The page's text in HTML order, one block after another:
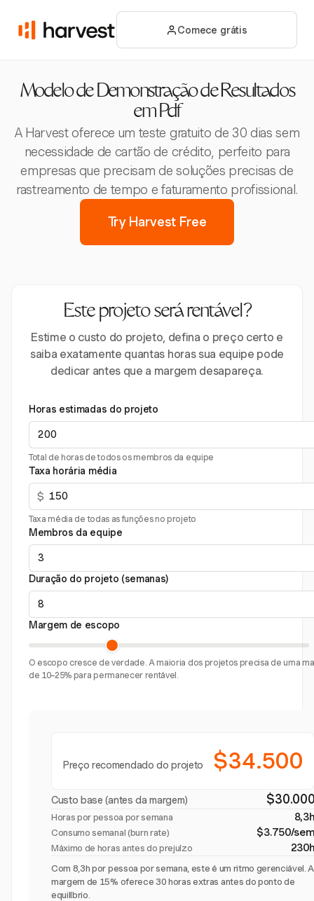
Comece grátis
Modelo de Demonstração de Resultados
em Pdf
A Harvest oferece um teste gratuito de 30 dias sem
necessidade de cartão de crédito, perfeito para
empresas que precisam de soluções precisas de
rastreamento de tempo e faturamento profissional.
Try Harvest Free
Este projeto será rentável?
Estime o custo do projeto, defina o preço certo e
saiba exatamente quantas horas sua equipe pode
dedicar antes que a margem desapareça.
Horas estimadas do projeto
Total de horas de todos os membros da equipe
Taxa horária média
$
Taxa média de todas as funções no projeto
Membros da equipe
Duração do projeto (semanas)
Margem de escopo
O escopo cresce de verdade. A maioria dos projetos precisa de uma
de 10–25% para permanecer rentável.
Preço recomendado do projeto $34.500
Custo base (antes da margem)
Horas por pessoa por semana
Consumo semanal (burn rate) $3.750/
Máximo de horas antes do prejuízo
Com 8,3h por pessoa por semana, este é um ritmo gerenciável. A
margem de 15% oferece 30 horas extras antes do ponto de
equilíbrio.